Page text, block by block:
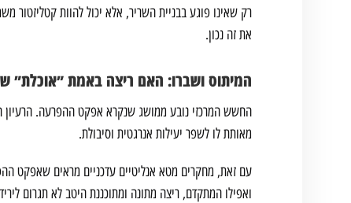
רק שאינו פוגע בבניית השריר, אלא יכול להוות קטליזטור
את זה נכון.
המיתוס ושברו: האם ריצה באמת ״אוכלת״
החשש המרכזי נובע ממושג שנקרא אפקט ההפרעה. הרעיון
מאותת לו לשפר יעילות אנרגטית וסיבולת.
עם זאת, מחקרים מטא אנליטיים עדכניים מראים שאפקט
ואפילו המתקדם, ריצה מתונה ומתוכננת היטב לא תגרום